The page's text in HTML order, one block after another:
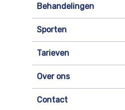
Behandelingen
Sporten
Tarieven
Over ons
Contact